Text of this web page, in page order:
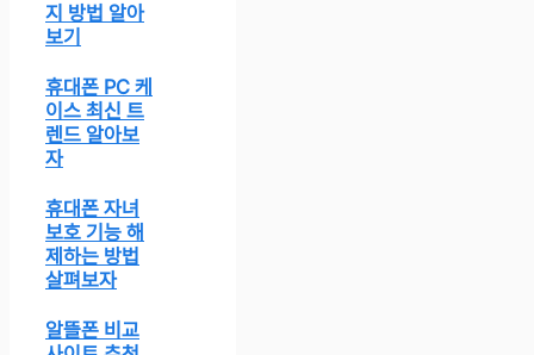
지 방법 알아
보기
휴대폰 PC 케
이스 최신 트
렌드 알아보
자
휴대폰 자녀
보호 기능 해
제하는 방법
살펴보자
알뜰폰 비교